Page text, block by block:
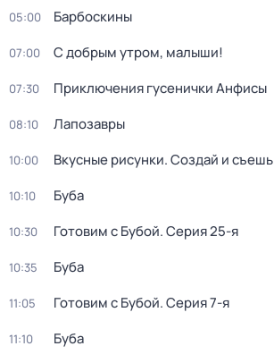
05:00 Барбоскины
07:00 С добрым утром, малыши!
07:30 Приключения гусенички Анфисы
08:10 Лапозавры
10:00 Вкусные рисунки. Создай и съешь
10:10 Буба
10:30 Готовим с Бубой. Серия 25-я
10:35 Буба
11:05 Готовим с Бубой. Серия 7-я
11:10 Буба